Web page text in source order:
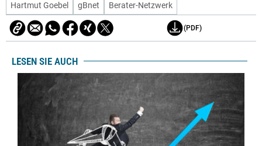
Hartmut Goebel
gBnet Berater-Netzwerk
(PDF)
LESEN SIE AUCH